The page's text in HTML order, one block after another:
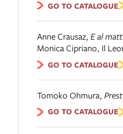
GO TO CATALOGUE
Anne Crausaz, E al
Monica Cipriano, Il
GO TO CATALOGUE
Tomoko Ohmura,
GO TO CATALOGUE